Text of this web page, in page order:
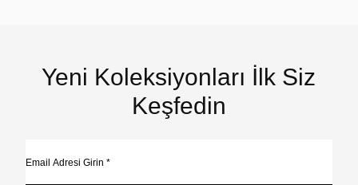
Yeni Koleksiyonları İlk Siz
Keşfedin